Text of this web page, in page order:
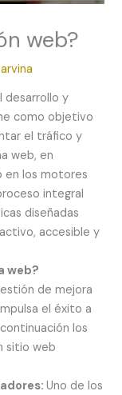
web?
desarrollo y
como objetivo
el tráfico y
web, en
en los motores
integral
diseñadas
accesible y
web?
de mejora
el éxito a
los
sitio web
Uno de los